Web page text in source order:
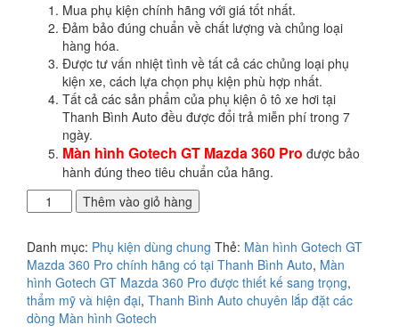
20.000.000₫.là:
19.500.000₫.
Mua phụ kiện chính hãng với giá tốt nhất.
Đảm bảo đúng chuẩn về chất lượng và chủng loại
hàng hóa.
Được tư vấn nhiệt tình về tất cả các chủng loại phụ
kiện xe, cách lựa chọn phụ kiện phù hợp nhất.
Tất cả các sản phẩm của phụ kiện ô tô xe hơi tại
Thanh Bình Auto đều được đổi trả miễn phí trong 7
ngày.
Màn hình Gotech GT Mazda 360 Pro được bảo
hành đúng theo tiêu chuẩn của hãng.
chỉ
màn
hình
Gotech
GT
Mazda
Thêm vào giỏ hàng
Danh mục: Phụ kiện dùng chung Thẻ: Màn hình Gotech GT
Mazda 360 Pro chính hãng có tại Thanh Bình Auto, Màn
hình Gotech GT Mazda 360 Pro được thiết kế sang trọng,
thẩm mỹ và hiện đại, Thanh Bình Auto chuyên lắp đặt các
dòng Màn hình Gotech